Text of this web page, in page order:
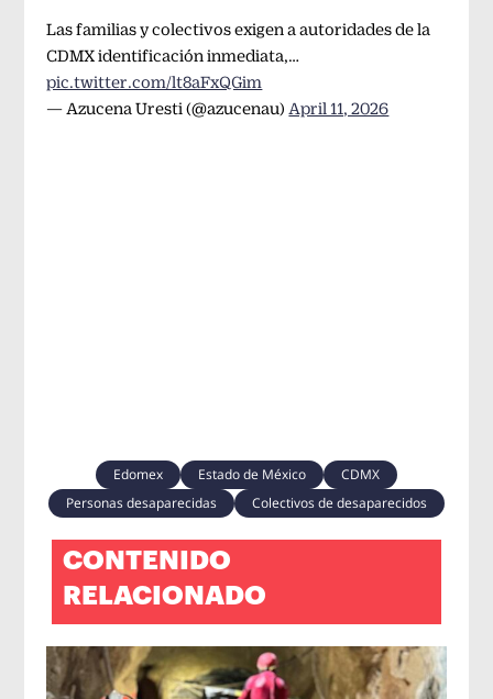
Las familias y colectivos exigen a autoridades de la
CDMX identificación inmediata,…
pic.twitter.com/lt8aFxQGim
— Azucena Uresti (@azucenau) April 11, 2026
Edomex Estado de México
CDMX
Personas desaparecidas
Colectivos de desaparecidos
CONTENIDO
RELACIONADO